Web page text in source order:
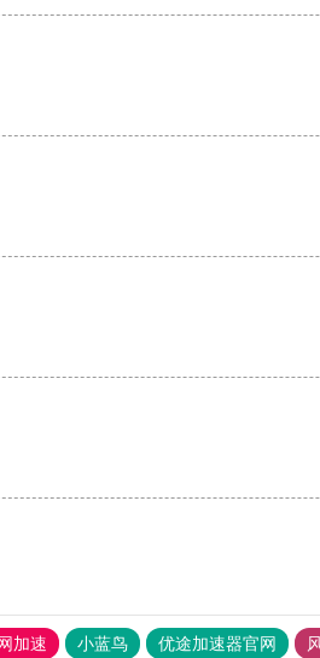
加速 小蓝鸟 优途加速器官网